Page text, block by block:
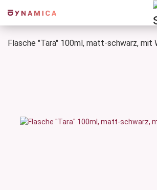
Flasche "Tara" 100ml, matt-schwarz, mit